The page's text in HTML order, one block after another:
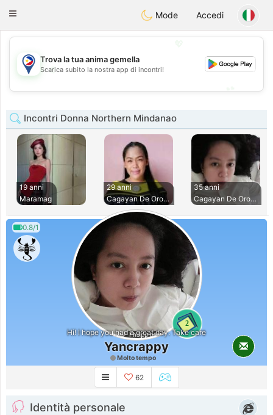
PhilippinesChat
Toggle
Mode Accedi
💖
💕
Trova la tua anima gemella
Scarica subito la nostra app di incontri!
Incontri Donna Northern Mindanao
19 anni
Maramag
29 anni
Cagayan De Oro Cit
35 anni
Cagayan De Oro Cit
0.8/1
2
Hi! I hope you had a great day. Take care
Yancrappy
Molto tempo
62
Identità personale